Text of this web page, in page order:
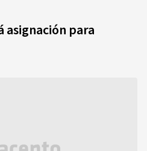
para